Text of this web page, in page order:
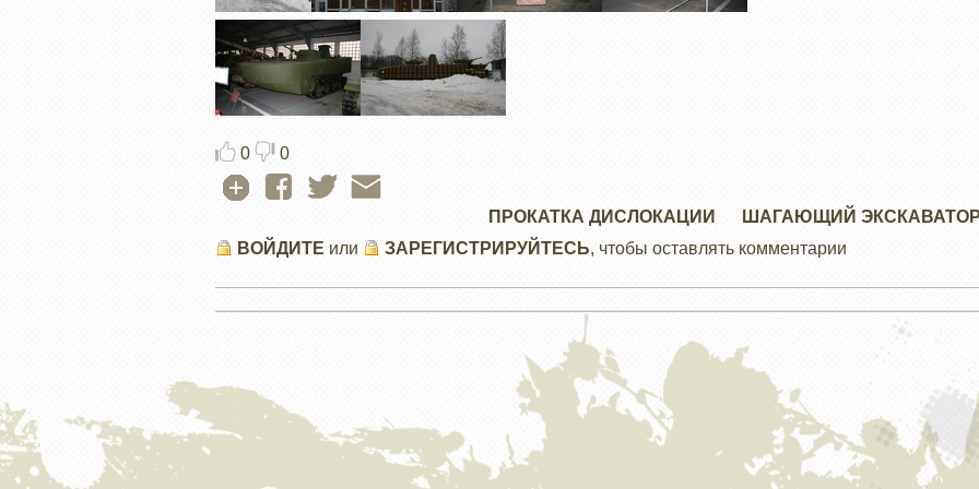
0 0
ПРОКАТКА ДИСЛОКАЦИИ
ШАГАЮЩИЙ
ВОЙДИТЕ или ЗАРЕГИСТРИРУЙТЕСЬ, чтобы оставлять комментарии